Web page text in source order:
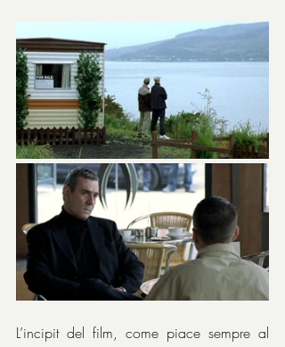
L’incipit del film, come piace sempre al